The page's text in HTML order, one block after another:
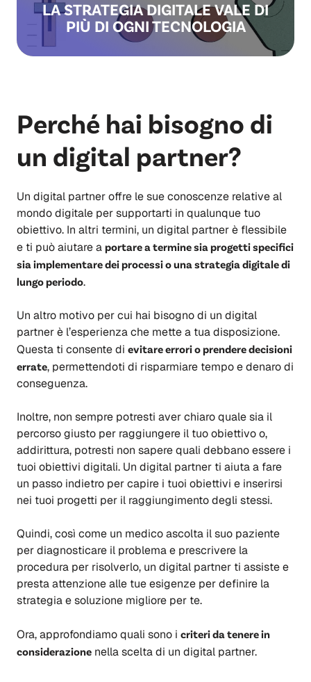
LA STRATEGIA DIGITALE VALE DI
PIÙ DI OGNI TECNOLOGIA
Perché hai bisogno di
un digital partner?
Un digital partner offre le sue conoscenze relative al
mondo digitale per supportarti in qualunque tuo
obiettivo. In altri termini, un digital partner è flessibile
e ti può aiutare a portare a termine sia progetti specifici
sia implementare dei processi o una strategia digitale di
lungo periodo.
Un altro motivo per cui hai bisogno di un digital
partner è l’esperienza che mette a tua disposizione.
Questa ti consente di evitare errori o prendere decisioni
errate, permettendoti di risparmiare tempo e denaro di
conseguenza.
Inoltre, non sempre potresti aver chiaro quale sia il
percorso giusto per raggiungere il tuo obiettivo o,
addirittura, potresti non sapere quali debbano essere i
tuoi obiettivi digitali. Un digital partner ti aiuta a fare
un passo indietro per capire i tuoi obiettivi e inserirsi
nei tuoi progetti per il raggiungimento degli stessi.
Quindi, così come un medico ascolta il suo paziente
per diagnosticare il problema e prescrivere la
procedura per risolverlo, un digital partner ti assiste e
presta attenzione alle tue esigenze per definire la
strategia e soluzione migliore per te.
Ora, approfondiamo quali sono i criteri da tenere in
considerazione nella scelta di un digital partner.